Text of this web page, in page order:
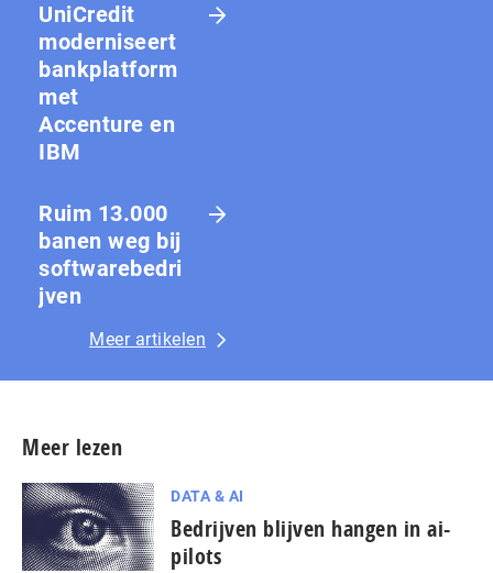
UniCredit
moderniseert
bankplatform
met
Accenture en
IBM
Ruim 13.000
banen weg bij
softwarebedri
jven
Meer artikelen
Meer lezen
DATA & AI
Bedrijven blijven hangen in ai-
pilots